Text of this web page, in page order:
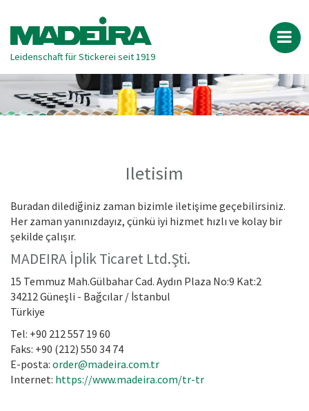
Leidenschaft für Stickerei seit 1919
Iletisim
Buradan dilediğiniz zaman bizimle iletişime geçebilirsiniz.
Her zaman yanınızdayız, çünkü iyi hizmet hızlı ve kolay bir
şekilde çalışır.
MADEIRA İplik Ticaret Ltd.Şti.
15 Temmuz Mah.Gülbahar Cad. Aydın Plaza No:9 Kat:2
34212 Güneşli - Bağcılar / İstanbul
Türkiye
Tel: +90 212 557 19 60
Faks: +90 (212) 550 34 74
E-posta: order@madeira.com.tr
Internet: https://www.madeira.com/tr-tr